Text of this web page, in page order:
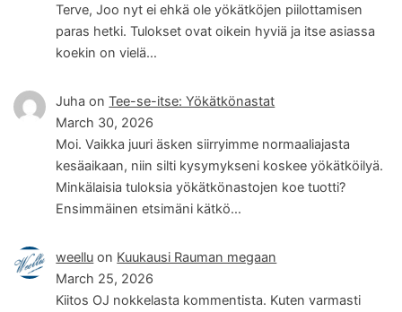
Terve, Joo nyt ei ehkä ole yökätköjen piilottamisen
paras hetki. Tulokset ovat oikein hyviä ja itse asiassa
koekin on vielä…
Juha onTee-se-itse: Yökätkönastat
March 30, 2026
Moi. Vaikka juuri äsken siirryimme normaaliajasta
kesäaikaan, niin silti kysymykseni koskee yökätköilyä.
Minkälaisia tuloksia yökätkönastojen koe tuotti?
Ensimmäinen etsimäni kätkö…
weellu on Kuukausi Rauman megaan
March 25, 2026
Kiitos OJ nokkelasta kommentista. Kuten varmasti